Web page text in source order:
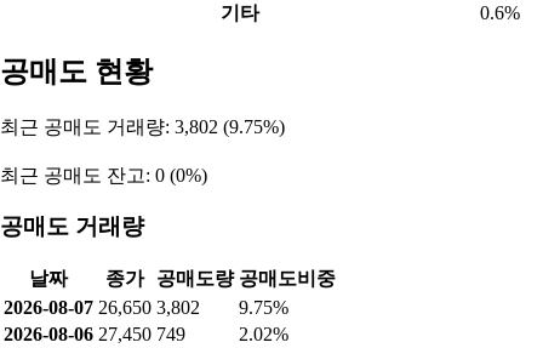
기타
0.6%
공매도 현황
최근 공매도 거래량: 3,802 (9.75%)
최근 공매도 잔고: 0 (0%)
공매도 거래량
날짜 종가 공매도량 공매도비중
2026-08-07 26,650 3,802
9.75%
2026-08-06 27,450 749
2.02%